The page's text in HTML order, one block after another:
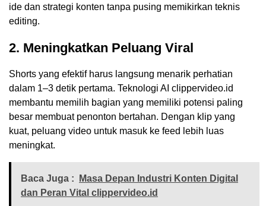
ide dan strategi konten tanpa pusing memikirkan teknis
editing.
2. Meningkatkan Peluang Viral
Shorts yang efektif harus langsung menarik perhatian
dalam 1–3 detik pertama. Teknologi AI clippervideo.id
membantu memilih bagian yang memiliki potensi paling
besar membuat penonton bertahan. Dengan klip yang
kuat, peluang video untuk masuk ke feed lebih luas
meningkat.
Baca Juga :
Masa Depan Industri Konten Digital
dan Peran Vital clippervideo.id